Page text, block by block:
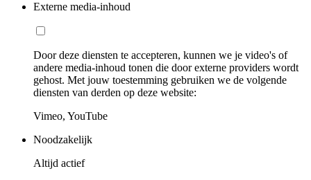
Externe media-inhoud
Door deze diensten te accepteren, kunnen we je video's of
andere media-inhoud tonen die door externe providers wordt
gehost. Met jouw toestemming gebruiken we de volgende
diensten van derden op deze website:
Vimeo, YouTube
Noodzakelijk
Altijd actief